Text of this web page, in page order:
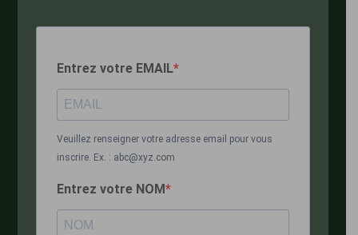
Entrez votre EMAIL
Veuillez renseigner votre adresse email pour vous
inscrire. Ex. : abc@xyz.com
Entrez votre NOM